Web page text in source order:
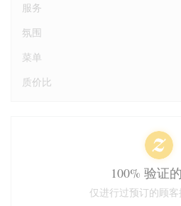
服务
氛围
菜单
质价比
100% 验证
仅进行过预订的顾